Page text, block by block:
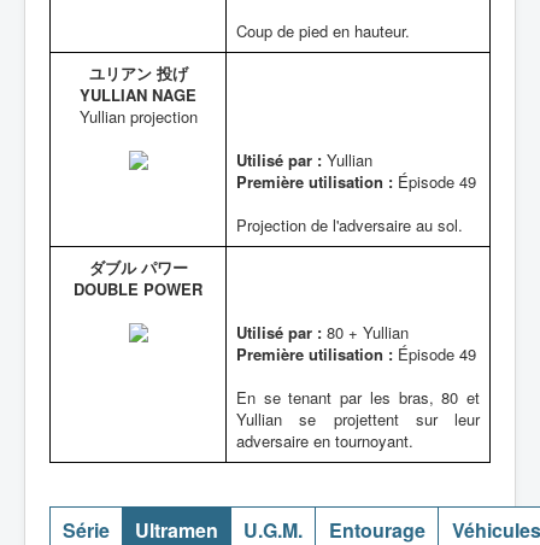
Coup de pied en hauteur.
ユリアン 投げ
YULLIAN NAGE
Yullian projection
Utilisé par : Yullian
Première utilisation : Épisode 49
Projection de l'adversaire au sol.
ダブル パワー
DOUBLE POWER
Utilisé par : 80 + Yullian
Première utilisation : Épisode 49
En se tenant par les bras, 80 et
Yullian se projettent sur leur
adversaire en tournoyant.
Série Ultramen U.G.M. Entourage Véhicules